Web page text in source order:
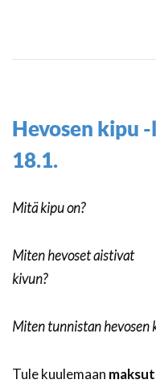
Hevosen kipu
18.1.
Mitä kipu on?
Miten hevoset aistivat
kivun?
Miten tunnistan hevosen
Tule kuulemaan